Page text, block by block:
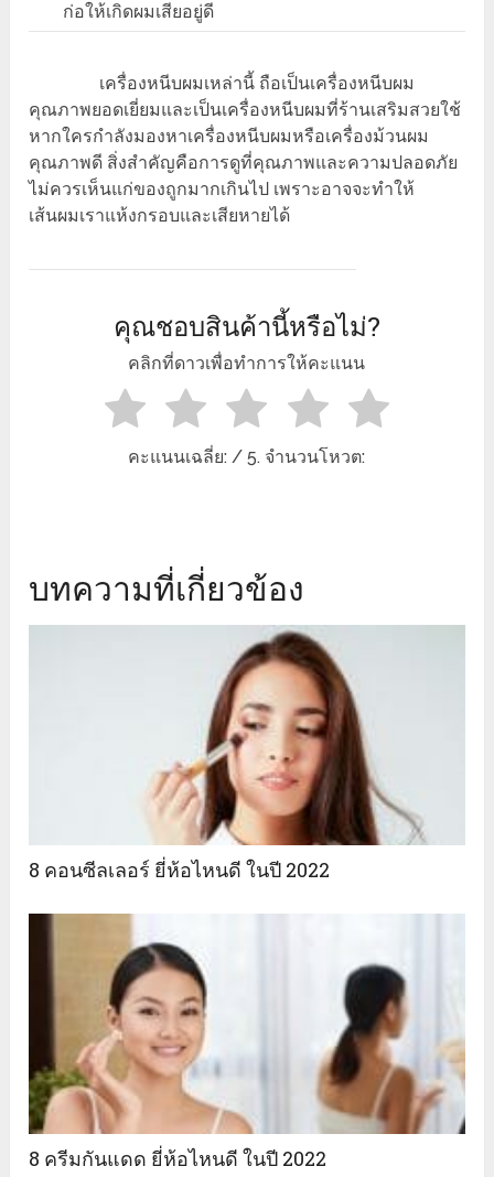
ก่อให้เกิดผมเสียอยู่ดี
เครื่องหนีบผมเหล่านี้ ถือเป็นเครื่องหนีบผม
คุณภาพยอดเยี่ยมและเป็นเครื่องหนีบผมที่ร้านเสริมสวยใช้
หากใครกำลังมองหาเครื่องหนีบผมหรือเครื่องม้วนผม
คุณภาพดี สิ่งสำคัญคือการดูที่คุณภาพและความปลอดภัย
ไม่ควรเห็นแก่ของถูกมากเกินไป เพราะอาจจะทำให้
เส้นผมเราแห้งกรอบและเสียหายได้
คุณชอบสินค้านี้หรือไม่?
คลิกที่ดาวเพื่อทำการให้คะแนน
คะแนนเฉลี่ย:/ 5. จำนวนโหวต:
บทความที่เกี่ยวข้อง
8 คอนซีลเลอร์ ยี่ห้อไหนดี ในปี 2022
8 ครีมกันแดด ยี่ห้อไหนดี ในปี 2022